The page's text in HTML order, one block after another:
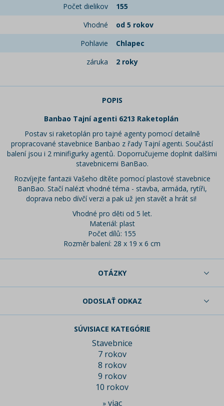
Počet dielikov
155
Vhodné
od 5 rokov
Pohlavie
Chlapec
záruka
2 roky
POPIS
Banbao Tajní agenti 6213 Raketoplán
Postav si raketoplán pro tajné agenty pomocí detailně
propracované stavebnice Banbao z řady Tajní agenti. Součástí
balení jsou i 2 minifigurky agentů. Doporručujeme doplnit dalšími
stavebnicemi BanBao.
Rozvíjejte fantazii Vašeho dítěte pomocí plastové stavebnice
BanBao. Stačí nalézt vhodné téma - stavba, armáda, rytíři,
doprava nebo dívčí verzi a pak už jen stavět a hrát si!
Vhodné pro děti od 5 let.
Materiál: plast
Počet dílů: 155
Rozměr balení: 28 x 19 x 6 cm
OTÁZKY
ODOSLAŤ ODKAZ
SÚVISIACE KATEGÓRIE
Stavebnice
7 rokov
8 rokov
9 rokov
10 rokov
» viac